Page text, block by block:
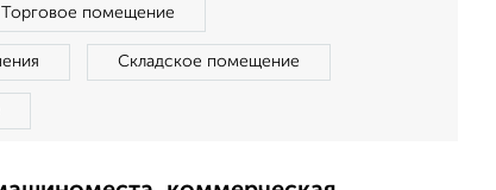
Торговое помещение
Складское помещение